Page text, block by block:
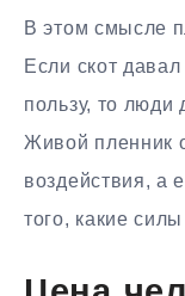
В этом смысле
Если скот
пользу, то люди
Живой пленник
воздействия, а
того, какие